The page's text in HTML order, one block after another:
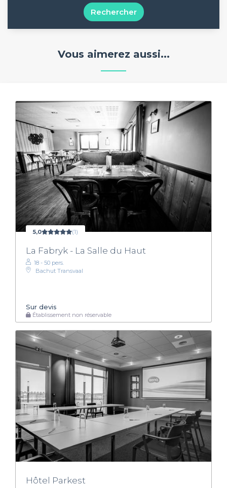
Rechercher
Vous aimerez aussi...
5,0 (1)
La Fabryk - La Salle du Haut
18 - 50 pers.
Bachut Transvaal
Sur devis
Établissement non réservable
Hôtel Parkest